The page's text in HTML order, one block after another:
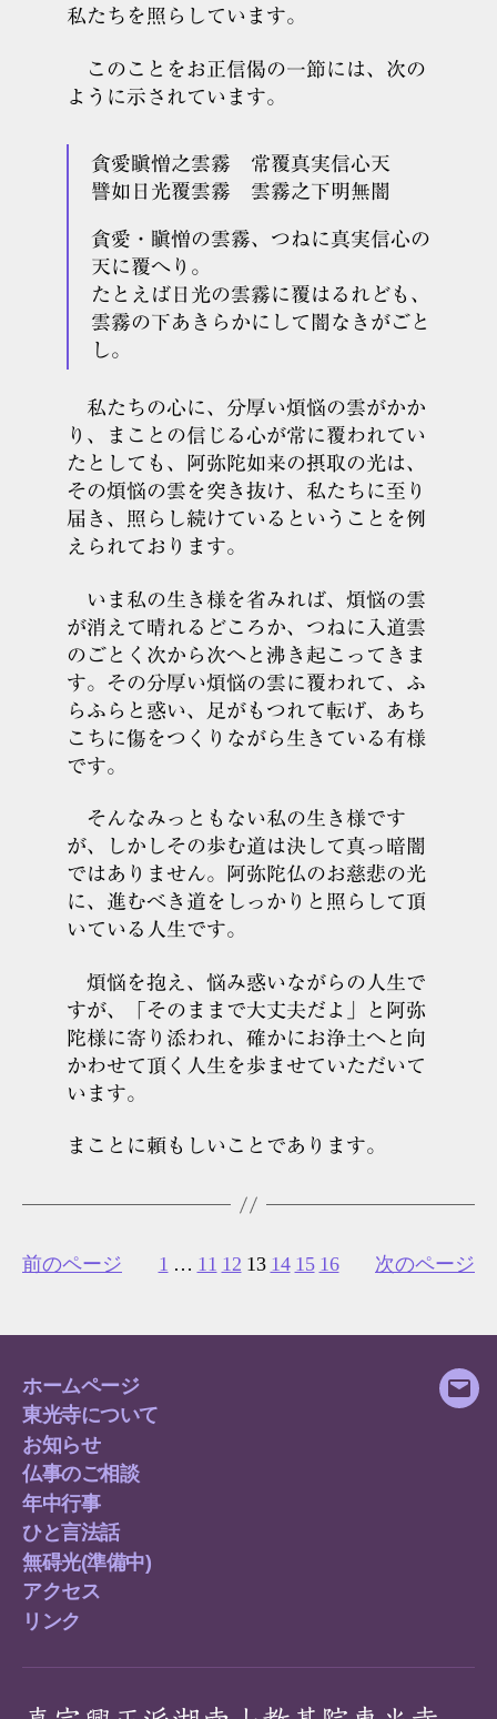
私たちを照らしています。
このことをお正信偈の一節には、次の
ように示されています。
貪愛瞋憎之雲霧 常覆真実信心天
譬如日光覆雲霧 雲霧之下明無闇
貪愛・瞋憎の雲霧、つねに真実信心の
天に覆へり。
たとえば日光の雲霧に覆はるれども、
雲霧の下あきらかにして闇なきがごと
し。
私たちの心に、分厚い煩悩の雲がかか
り、まことの信じる心が常に覆われてい
たとしても、阿弥陀如来の摂取の光は、
その煩悩の雲を突き抜け、私たちに至り
届き、照らし続けているということを例
えられております。
いま私の生き様を省みれば、煩悩の雲
が消えて晴れるどころか、つねに入道雲
のごとく次から次へと沸き起こってきま
す。その分厚い煩悩の雲に覆われて、ふ
らふらと惑い、足がもつれて転げ、あち
こちに傷をつくりながら生きている有様
です。
そんなみっともない私の生き様です
が、しかしその歩む道は決して真っ暗闇
ではありません。阿弥陀仏のお慈悲の光
に、進むべき道をしっかりと照らして頂
いている人生です。
煩悩を抱え、悩み惑いながらの人生で
すが、「そのままで大丈夫だよ」と阿弥
陀様に寄り添われ、確かにお浄土へと向
かわせて頂く人生を歩ませていただいて
います。
まことに頼もしいことであります。
前のページ 1 … 11 12 13 14 15 16 次のページ
ホームページ
東光寺について
お知らせ
仏事のご相談
年中行事
ひと言法話
無碍光(準備中)
アクセス
リンク
メ